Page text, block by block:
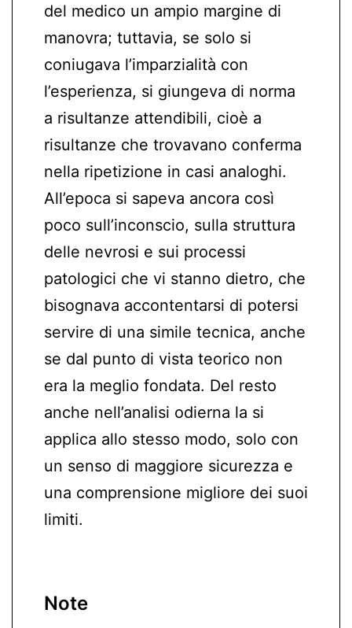
del medico un ampio margine di
manovra; tuttavia, se solo si
coniugava l’imparzialità con
l’esperienza, si giungeva di norma
a risultanze attendibili, cioè a
risultanze che trovavano conferma
nella ripetizione in casi analoghi.
All’epoca si sapeva ancora così
poco sull’inconscio, sulla struttura
delle nevrosi e sui processi
patologici che vi stanno dietro, che
bisognava accontentarsi di potersi
servire di una simile tecnica, anche
se dal punto di vista teorico non
era la meglio fondata. Del resto
anche nell’analisi odierna la si
applica allo stesso modo, solo con
un senso di maggiore sicurezza e
una comprensione migliore dei suoi
limiti.
Note